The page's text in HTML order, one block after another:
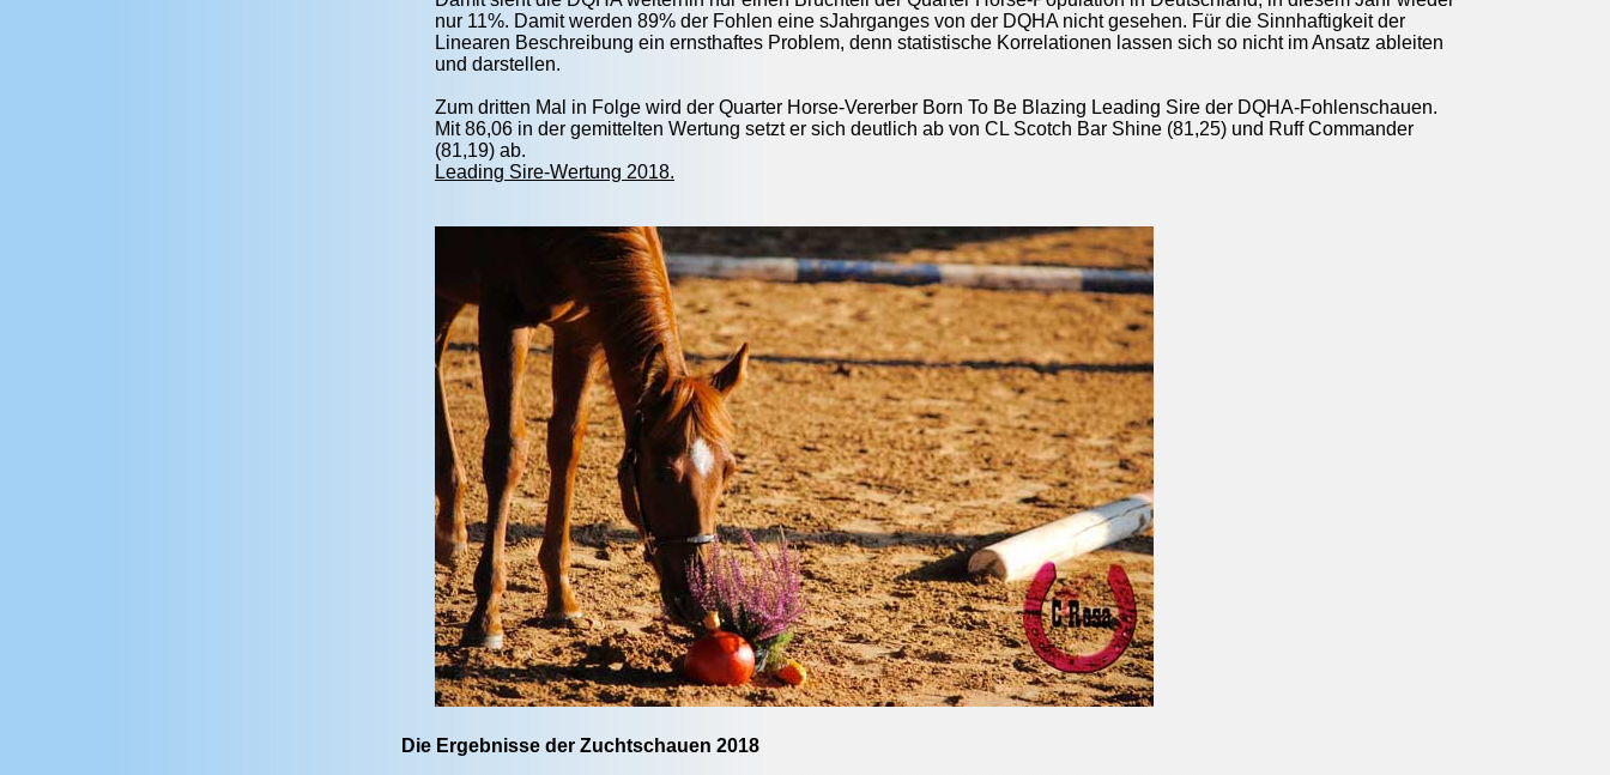
nur 11%. Damit werden 89% der Fohlen eine sJahrganges von der DQHA nicht gesehen. Für die Sinnhaftigkeit der
Linearen Beschreibung ein ernsthaftes Problem, denn statistische Korrelationen lassen sich so nicht im Ansatz ableiten
und darstellen.
Zum dritten Mal in Folge wird der Quarter Horse-Vererber Born To Be Blazing Leading Sire der DQHA-Fohlenschauen.
Mit 86,06 in der gemittelten Wertung setzt er sich deutlich ab von CL Scotch Bar Shine (81,25) und Ruff Commander
(81,19) ab.
Leading Sire-Wertung 2018.
Die Ergebnisse der Zuchtschauen 2018